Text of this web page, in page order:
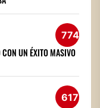
774
UN ÉXITO MASIVO
617